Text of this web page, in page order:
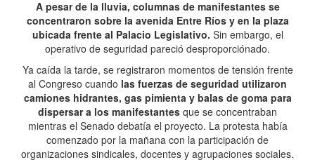
A pesar de la lluvia, columnas de manifestantes se
concentraron sobre la avenida Entre Ríos y en la plaza
ubicada frente al Palacio Legislativo. Sin embargo, el
operativo de seguridad pareció desproporciónado.
Ya caída la tarde, se registraron momentos de tensión frente
al Congreso cuando las fuerzas de seguridad utilizaron
camiones hidrantes, gas pimienta y balas de goma para
dispersar a los manifestantes que se concentraban
mientras el Senado debatía el proyecto. La protesta había
comenzado por la mañana con la participación de
organizaciones sindicales, docentes y agrupaciones sociales.